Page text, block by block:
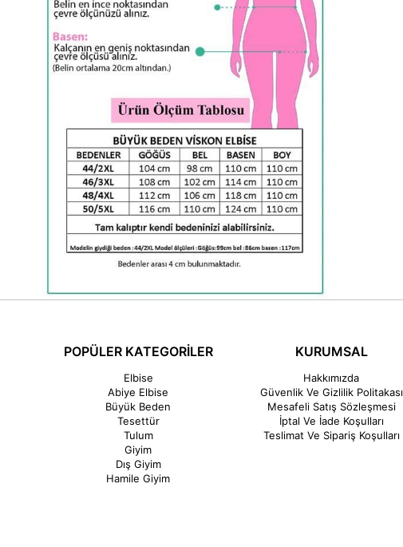
POPÜLER KATEGORİLER
Elbise
Abiye Elbise
Büyük Beden
Tesettür
Tulum
Giyim
Dış Giyim
Hamile Giyim
KURUMSAL
Hakkımızda
Güvenlik Ve Gizlilik Politakası
Mesafeli Satış Sözleşmesi
İptal Ve İade Koşulları
Teslimat Ve Sipariş Koşulları